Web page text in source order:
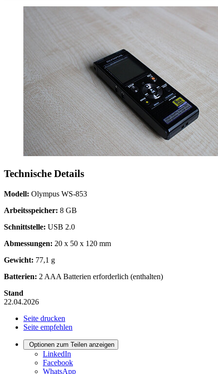
Technische Details
Modell: Olympus WS-853
Arbeitsspeicher: 8 GB
Schnittstelle: USB 2.0
Abmessungen: 20 x 50 x 120 mm
Gewicht: 77,1 g
Batterien: 2 AAA Batterien erforderlich (enthalten)
Stand
22.04.2026
Seite drucken
Seite empfehlen
Optionen zum Teilen anzeigen
LinkedIn
Facebook
WhatsApp